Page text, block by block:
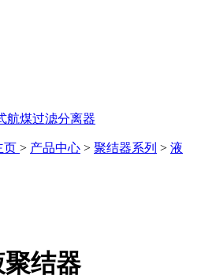
航煤过滤分离器
页 > 产品中心 > 聚结器系列 > 液
结器